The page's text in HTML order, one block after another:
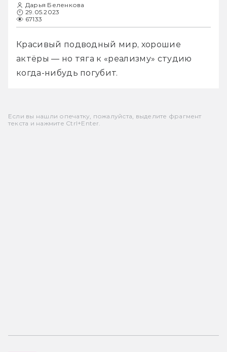
Дарья Беленкова
29.05.2023
67133
Красивый подводный мир, хорошие
актёры — но тяга к «реализму» студию
когда-нибудь погубит.
Если вы нашли опечатку, пожалуйста, выделите фрагмент
текста и нажмите Ctrl+Enter.